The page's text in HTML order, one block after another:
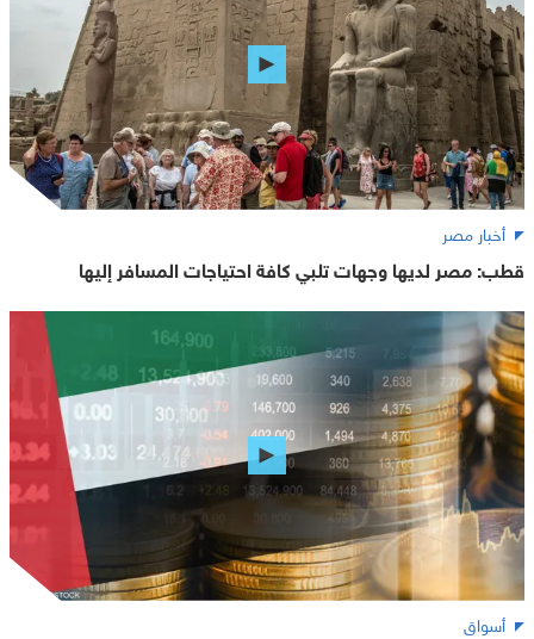
أخبار مصر
قطب: مصر لديها وجهات تلبي كافة احتياجات المسافر إليها
أسواق